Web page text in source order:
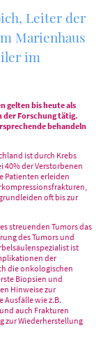
Leiter der
Marienhaus
im
gelten bis heute als
der Forschung tätig.
behandeln
ist durch Krebs
40% der Verstorbenen
Patienten erleiden
oft bis zur
streuenden Tumors das
des Tumors und
ist
der
die onkologischen
Biopsien und
Hinweise zur
wie z.B.
auch Frakturen
zur Wiederherstellung